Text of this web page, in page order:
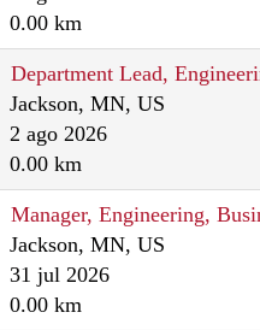
0.00 km
Department Lead,
Jackson, MN, US
2 ago 2026
0.00 km
Manager, Engineering,
Jackson, MN, US
31 jul 2026
0.00 km